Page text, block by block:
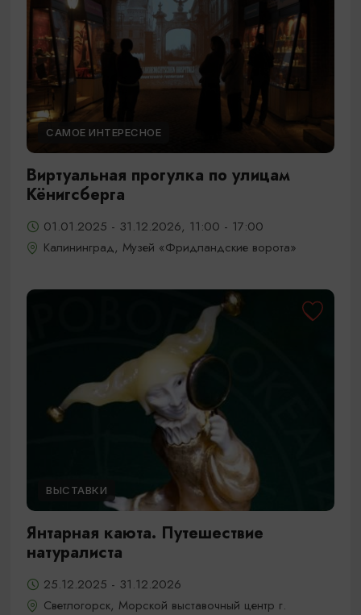
САМОЕ ИНТЕРЕСНОЕ
Виртуальная прогулка по улицам
Кёнигсберга
01.01.2025 - 31.12.2026, 11:00 - 17:00
Калининград, Музей «Фридландские ворота»
ВЫСТАВКИ
Янтарная каюта. Путешествие
натуралиста
25.12.2025 - 31.12.2026
Светлогорск, Морской выставочный центр г.